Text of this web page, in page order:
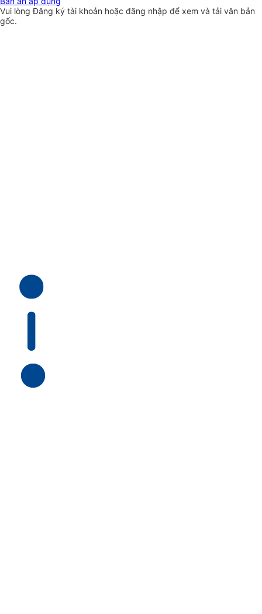
Vui lòngĐăng ký tài khoản hoặc đăng nhập để xem và tải văn bản
gốc.